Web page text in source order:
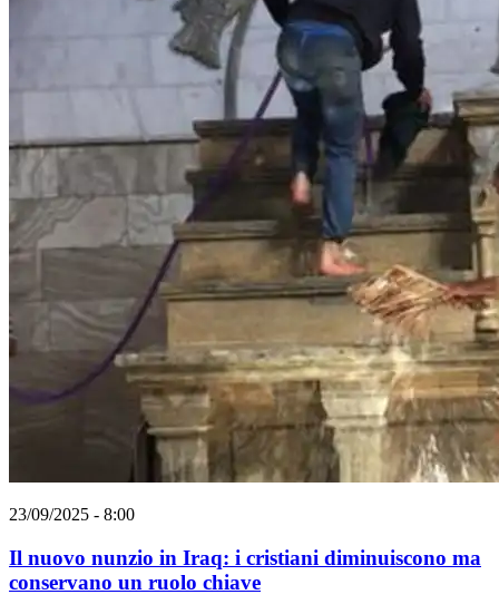
23/09/2025 - 8:00
Il nuovo nunzio in Iraq: i cristiani diminuiscono ma
conservano un ruolo chiave